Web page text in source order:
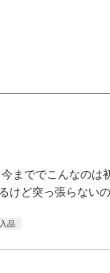
まででこんなのは
けど突っ張らない
品